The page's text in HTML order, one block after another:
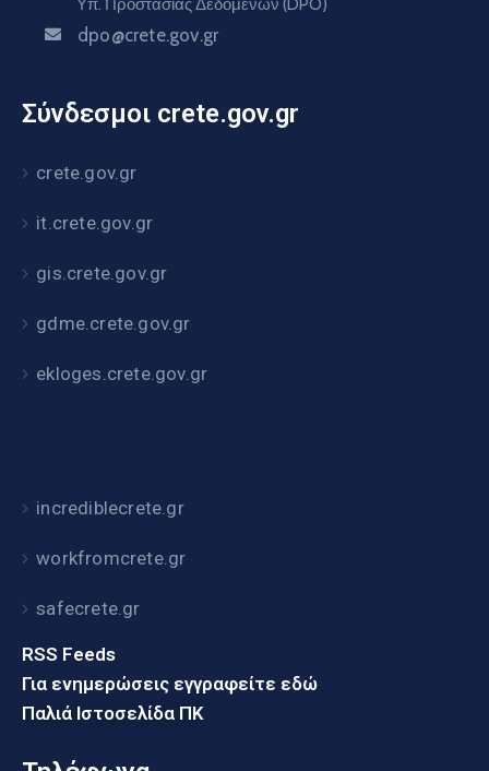
dpo@crete.gov.gr
Σύνδεσμοι crete.gov.gr
crete.gov.gr
it.crete.gov.gr
gis.crete.gov.gr
gdme.crete.gov.gr
ekloges.crete.gov.gr
incrediblecrete.gr
workfromcrete.gr
safecrete.gr
RSS Feeds
Για ενημερώσεις εγγραφείτε εδώ
Παλιά Ιστοσελίδα ΠΚ